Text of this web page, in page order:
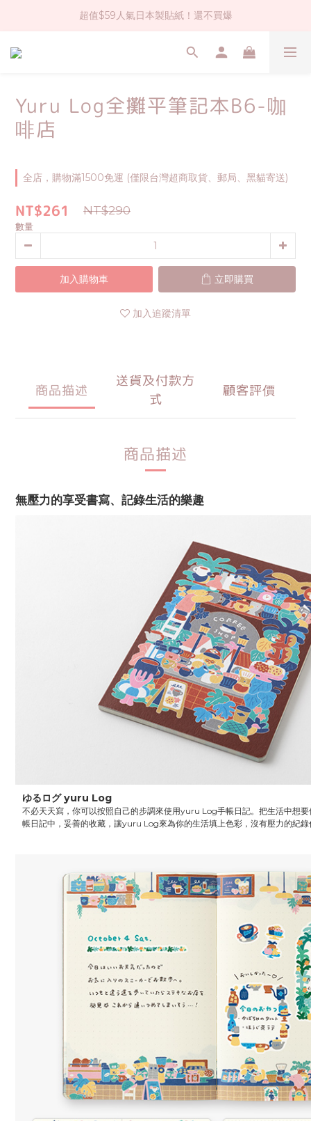
社群大人氣！各種有趣的打洞器
超值$59人氣日本製貼紙！還不買爆
全店$1500免運(台灣地區)
Yuru Log全攤平筆記本B6-咖
啡店
全店，購物滿1500免運 (僅限台灣超商取貨、郵局、黑貓寄送)
NT$261 NT$290
數量
加入購物車 立即購買
加入追蹤清單
商品描述
送貨及付款方
式
顧客評價
商品描述
無壓力的享受書寫、記錄生活的樂趣
ゆるログ yuru Log
不必天天寫，你可以按照自己的步調來使用yuru Log手帳日記。把生活中想
帳日記中，妥善的收藏，讓yuru Log來為你的生活填上色彩，沒有壓力的紀錄